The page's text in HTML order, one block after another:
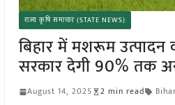
राज्य कृषि समाचार (STATE NEWS)
बिहार में मशरूम उत्पादन
सरकार देगी 90% तक
August 14, 2025 2 min read